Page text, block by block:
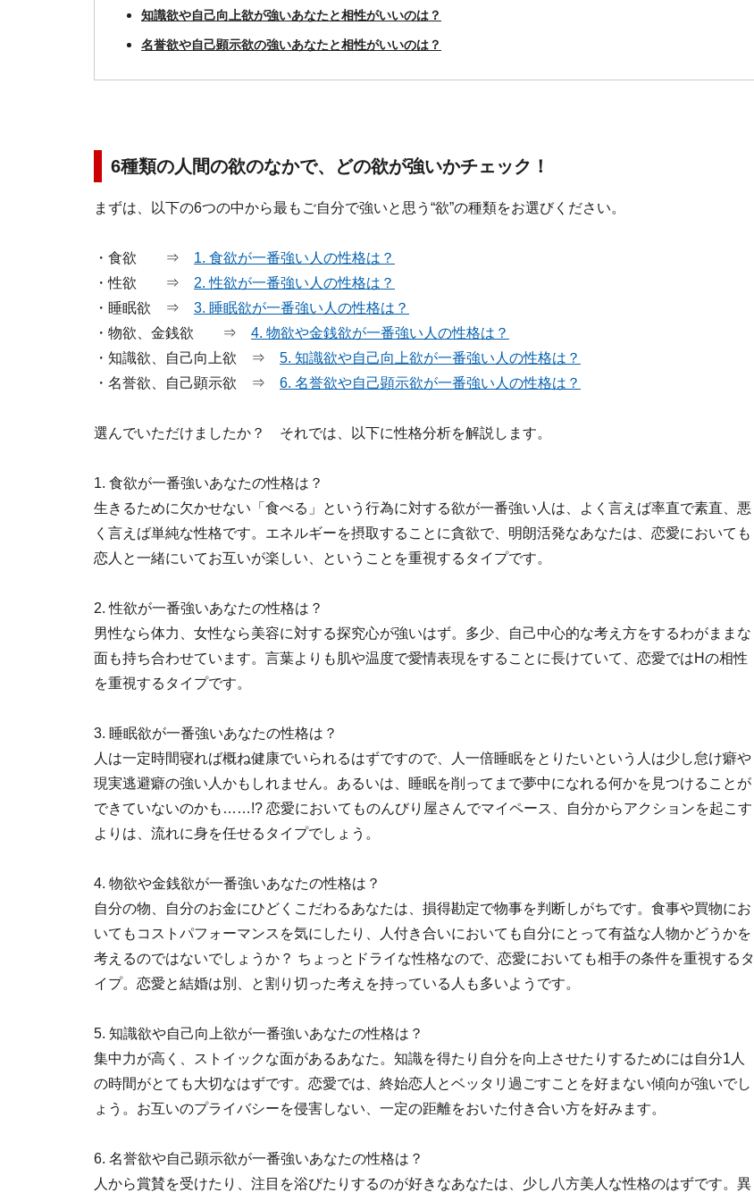
知識欲や自己向上欲が強いあなたと相性がいいのは？
名誉欲や自己顕示欲の強いあなたと相性がいいのは？
6種類の人間の欲のなかで、どの欲が強いかチェック！
まずは、以下の6つの中から最もご自分で強いと思う“欲”の種類をお選びください。
・食欲 ⇒ 1. 食欲が一番強い人の性格は？
・性欲 ⇒ 2. 性欲が一番強い人の性格は？
・睡眠欲 ⇒ 3. 睡眠欲が一番強い人の性格は？
・物欲、金銭欲 ⇒ 4. 物欲や金銭欲が一番強い人の性格は？
・知識欲、自己向上欲 ⇒ 5. 知識欲や自己向上欲が一番強い人の性格は？
・名誉欲、自己顕示欲 ⇒ 6. 名誉欲や自己顕示欲が一番強い人の性格は？
選んでいただけましたか？ それでは、以下に性格分析を解説します。
1. 食欲が一番強いあなたの性格は？
生きるために欠かせない「食べる」という行為に対する欲が一番強い人は、よく言えば率直で素直、悪
く言えば単純な性格です。エネルギーを摂取することに貪欲で、明朗活発なあなたは、恋愛においても
恋人と一緒にいてお互いが楽しい、ということを重視するタイプです。
2. 性欲が一番強いあなたの性格は？
男性なら体力、女性なら美容に対する探究心が強いはず。多少、自己中心的な考え方をするわがままな
面も持ち合わせています。言葉よりも肌や温度で愛情表現をすることに長けていて、恋愛ではHの相性
を重視するタイプです。
3. 睡眠欲が一番強いあなたの性格は？
人は一定時間寝れば概ね健康でいられるはずですので、人一倍睡眠をとりたいという人は少し怠け癖や
現実逃避癖の強い人かもしれません。あるいは、睡眠を削ってまで夢中になれる何かを見つけることが
できていないのかも……!? 恋愛においてものんびり屋さんでマイペース、自分からアクションを起こす
よりは、流れに身を任せるタイプでしょう。
4. 物欲や金銭欲が一番強いあなたの性格は？
自分の物、自分のお金にひどくこだわるあなたは、損得勘定で物事を判断しがちです。食事や買物にお
いてもコストパフォーマンスを気にしたり、人付き合いにおいても自分にとって有益な人物かどうかを
考えるのではないでしょうか？ ちょっとドライな性格なので、恋愛においても相手の条件を重視するタ
イプ。恋愛と結婚は別、と割り切った考えを持っている人も多いようです。
5. 知識欲や自己向上欲が一番強いあなたの性格は？
集中力が高く、ストイックな面があるあなた。知識を得たり自分を向上させたりするためには自分1人
の時間がとても大切なはずです。恋愛では、終始恋人とベッタリ過ごすことを好まない傾向が強いでし
ょう。お互いのプライバシーを侵害しない、一定の距離をおいた付き合い方を好みます。
6. 名誉欲や自己顕示欲が一番強いあなたの性格は？
人から賞賛を受けたり、注目を浴びたりするのが好きなあなたは、少し八方美人な性格のはずです。異